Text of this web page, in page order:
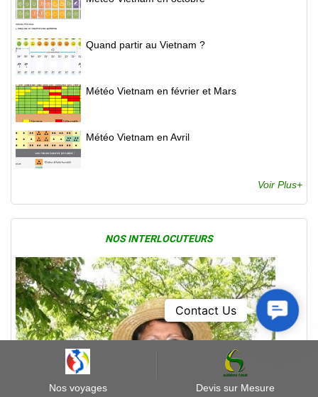
Quand partir au Vietnam ?
Météo Vietnam en février et Mars
Météo Vietnam en Avril
Voir Plus+
NOS INTERLOCUTEURS
Nos voyages Devis sur Mesure
Contact
Contact Us